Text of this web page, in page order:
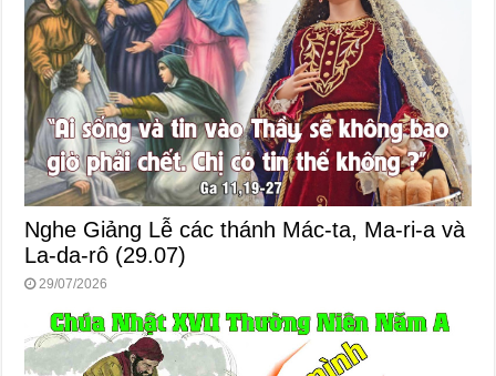
Nghe Giảng Lễ các thánh Mác-ta, Ma-ri-a và
La-da-rô (29.07)
29/07/2026